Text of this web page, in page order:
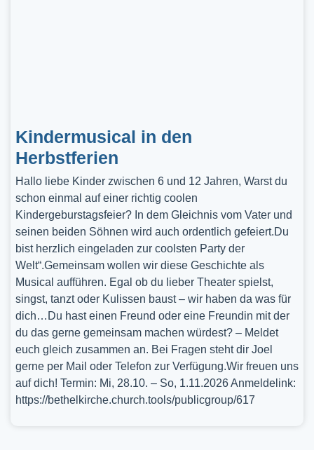
Kindermusical in den
Herbstferien
Hallo liebe Kinder zwischen 6 und 12 Jahren, Warst du
schon einmal auf einer richtig coolen
Kindergeburstagsfeier? In dem Gleichnis vom Vater und
seinen beiden Söhnen wird auch ordentlich gefeiert.Du
bist herzlich eingeladen zur coolsten Party der
Welt“.Gemeinsam wollen wir diese Geschichte als
Musical aufführen. Egal ob du lieber Theater spielst,
singst, tanzt oder Kulissen baust – wir haben da was für
dich…Du hast einen Freund oder eine Freundin mit der
du das gerne gemeinsam machen würdest? – Meldet
euch gleich zusammen an. Bei Fragen steht dir Joel
gerne per Mail oder Telefon zur Verfügung.Wir freuen uns
auf dich! Termin: Mi, 28.10. – So, 1.11.2026 Anmeldelink:
https://bethelkirche.church.tools/publicgroup/617